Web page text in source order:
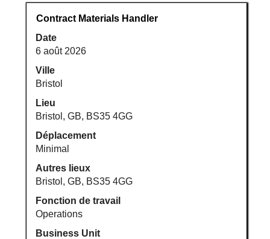
de
Titre
Contract Materials Handler
Date
6 août 2026
Ville
Bristol
Lieu
Bristol, GB, BS35 4GG
Déplacement
Minimal
Autres lieux
Bristol, GB, BS35 4GG
Fonction de travail
Operations
Business Unit
Sélectionnez
avec
la
barre
d’espacement
pour
afficher
tout
contenu
des
informations
d’emploi.